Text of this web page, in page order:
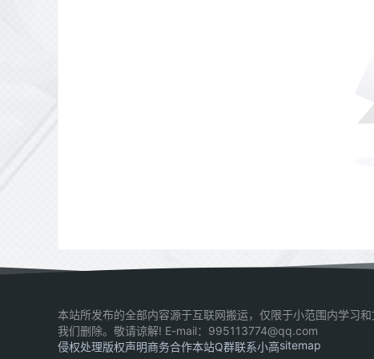
本站所发布的全部内容源于互联网搬运，仅限于小范围内学习
我们删除。敬请谅解! E-mail：995113774@qq.com
侵权处理版权声明商务合作本站Q群联系小高sitemap